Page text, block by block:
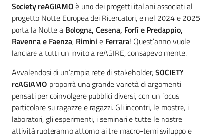
Society reAGIAMO è uno dei progetti italiani associati al
progetto Notte Europea dei Ricercatori, e nel 2024 e 2025
porta la Notte a Bologna, Cesena, Forlì e Predappio,
Ravenna e Faenza, Rimini e Ferrara! Quest’anno vuole
lanciare a tutti un invito a reAGIRE, consapevolmente.
Avvalendosi di un’ampia rete di stakeholder,SOCIETY
reAGIAMO proporrà una grande varietà di argomenti
pensati per coinvolgere pubblici diversi, con un focus
particolare su ragazze e ragazzi. Gli incontri, le mostre, i
laboratori, gli esperimenti, i seminari e tutte le nostre
attività ruoteranno attorno ai tre macro-temi sviluppo e